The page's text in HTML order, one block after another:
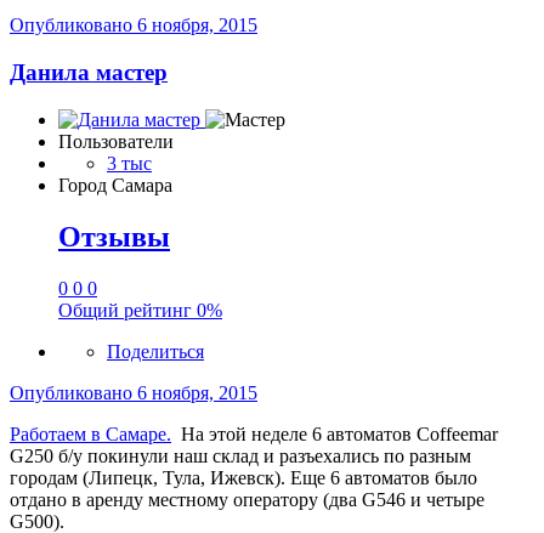
Опубликовано 6 ноября, 2015
Данила мастер
Пользователи
3 тыс
Город Самара
Отзывы
0 0 0
Общий рейтинг 0%
Поделиться
Опубликовано 6 ноября, 2015
Работаем в Самаре. На этой неделе 6 автоматов Coffeemar
G250 б/у покинули наш склад и разъехались по разным
городам (Липецк, Тула, Ижевск). Еще 6 автоматов было
отдано в аренду местному оператору (два G546 и четыре
G500).